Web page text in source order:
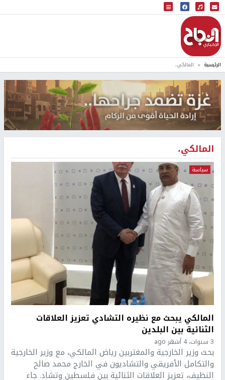
البث المباشر
إذاعة النجاح
الرئيسية المالكي،
المالكي،
سياسة
المالكي يبحث مع نظيره التشادي تعزيز العلاقات
الثنائية بين البلدين
3 سنوات، 4 أشهر ago
بحث وزير الخارجية والمغتربين رياض المالكي، مع وزير الخارجية
والتكامل الأفريقي والتشاديون في الخارج محمد صالح
النظيف، تعزيز العلاقات الثنائية بين فلسطين وتشاد. جاء